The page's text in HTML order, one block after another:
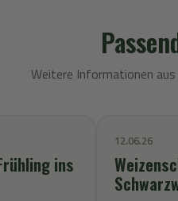
Weitere Informationen aus
ins
12.06.26